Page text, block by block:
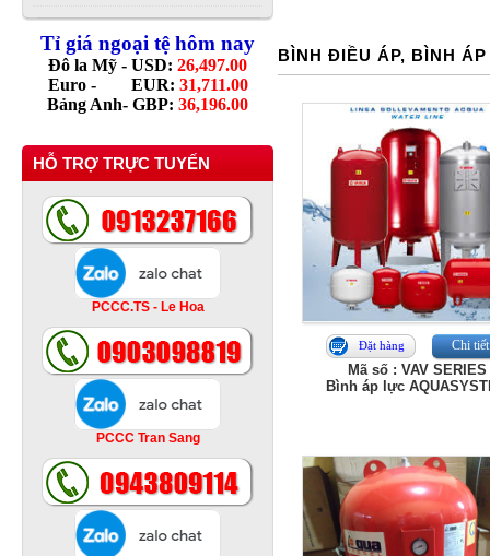
Tỉ giá ngoại tệ hôm nay
Đô la Mỹ - USD: 26,497.00
Euro - EUR: 31,711.00
Bảng Anh- GBP: 36,196.00
HỖ TRỢ TRỰC TUYẾN
PCCC.TS - Le Hoa
PCCC Tran Sang
BÌNH ĐIỀU ÁP, BÌNH
Đặt hàng Chi tiết
Mã số : VAV SERIES
Bình áp lực